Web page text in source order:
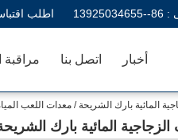
:
86--13925034655 اطلب
مراقبة اتصل بنا أخبار
المائية بارك الشريحة / معدات اللعب
الزجاجية المائية بارك